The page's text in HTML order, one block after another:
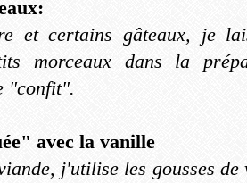
et certains gâteaux, je
morceaux dans la
"confit".
avec la vanille
j'utilise les gousses